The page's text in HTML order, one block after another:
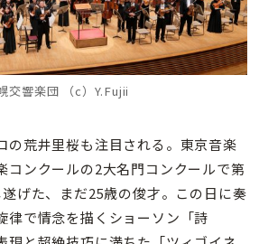
交響楽団 （c）Y.Fujii
荒井里桜も注目される。東京音楽
コンクールの2大名門コンクールで第
げた、まだ25歳の俊才。この日に奏
律で情念を描くショーソン「詩